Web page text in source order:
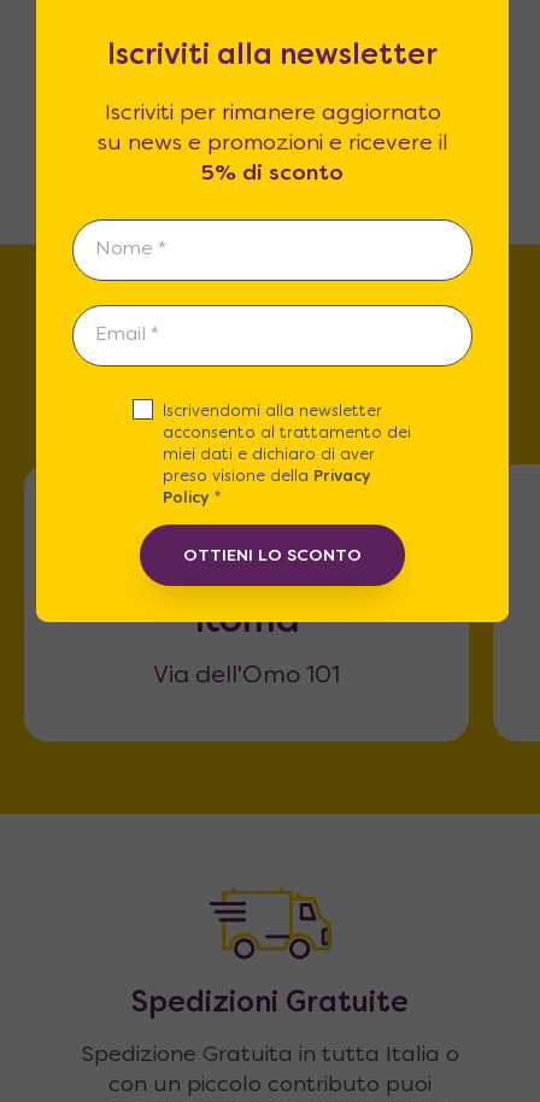
4 →
Trova lo store più vicino a
Roma
Via dell'Omo 101
Spedizioni Gratuite
Spedizione Gratuita in tutta Italia o
con un piccolo contributo puoi
Iscriviti alla newsletter
Iscriviti per rimanere aggiornato
su news e promozioni e ricevere il
5% di sconto
Iscrivendomi alla newsletter
acconsento al trattamento dei
miei dati e dichiaro di aver
preso visione della
Privacy
Policy*
OTTIENI LO SCONTO